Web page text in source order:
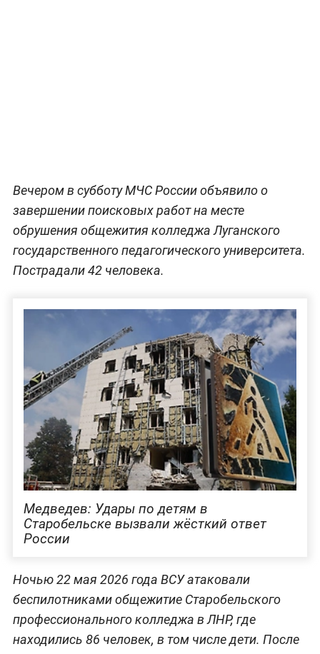
Вечером в субботу МЧС России объявило о
завершении поисковых работ на месте
обрушения общежития колледжа Луганского
государственного педагогического университета.
Пострадали 42 человека.
Медведев: Удары по детям в
Старобельске вызвали жёсткий ответ
России
Ночью 22 мая 2026 года ВСУ атаковали
беспилотниками общежитие Старобельского
профессионального колледжа в ЛНР, где
находились 86 человек, в том числе дети. После